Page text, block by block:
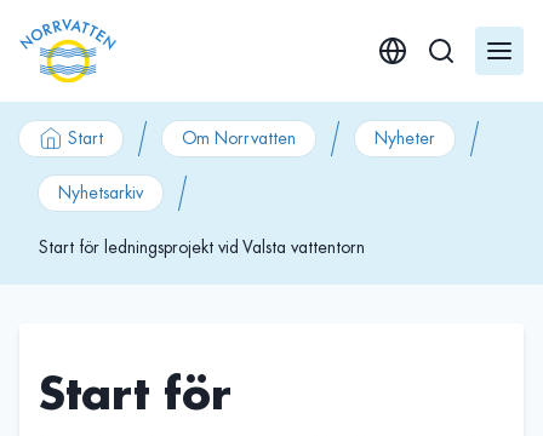
Start Om Norrvatten Nyheter
Nyhetsarkiv
Start för ledningsprojekt vid Valsta vattentorn
Start för